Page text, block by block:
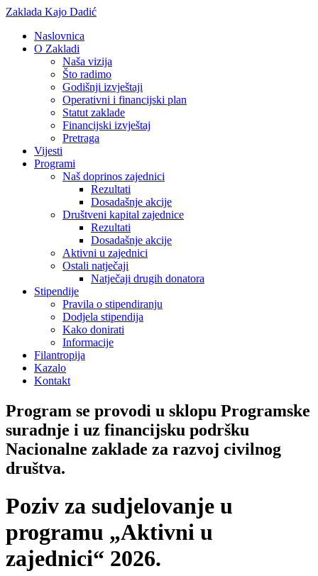
Zaklada Kajo Dadić
Naslovnica
O Zakladi
Naša vizija
Što radimo
Godišnji izvještaji
Operativni i financijski plan
Statut zaklade
Financijski izvještaj
Pretraga
Vijesti
Programi
Naš doprinos zajednici
Rezultati
Dosadašnje akcije
Društveni kapital zajednice
Rezultati
Dosadašnje akcije
Aktivni u zajednici
Ostali natječaji
Natječaji drugih donatora
Stipendije
Pravila o stipendiranju
Dodjela stipendija
Kako donirati
Informacije
Filantropija
Kazalo
Kontakt
Program se provodi u sklopu Programske
suradnje i uz financijsku podršku
Nacionalne zaklade za razvoj civilnog
društva.
Poziv za sudjelovanje u
programu „Aktivni u
zajednici“ 2026.